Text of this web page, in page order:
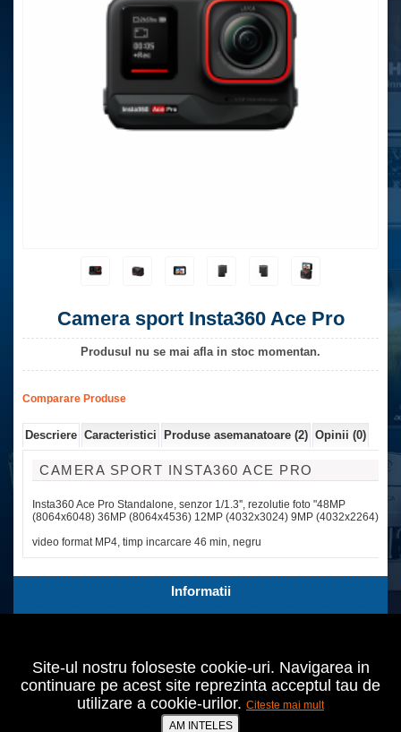
Camera sport Insta360 Ace Pro
Produsul nu se mai afla in stoc momentan.
Comparare Produse
Descriere Caracteristici Produse asemanatoare (2) Opinii (0)
CAMERA SPORT INSTA360 ACE PRO
Insta360 Ace Pro Standalone, senzor 1/1.3'', rezolutie foto "48MP
(8064x6048) 36MP (8064x4536) 12MP (4032x3024) 9MP (4032x2264),
video format MP4, timp incarcare 46 min, negru
Informatii
Contul tău
Bucuresti,Sect.2,Agricultori nr.18
021 642 70 24
Site-ul nostru foloseste cookie-uri. Navigarea in
continuare pe acest site reprezinta acceptul tau de
utilizare a cookie-urilor. Citeste mai mult
AM INTELES